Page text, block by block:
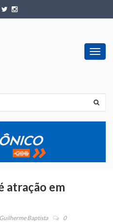
atração em
Guilherme Baptista 0